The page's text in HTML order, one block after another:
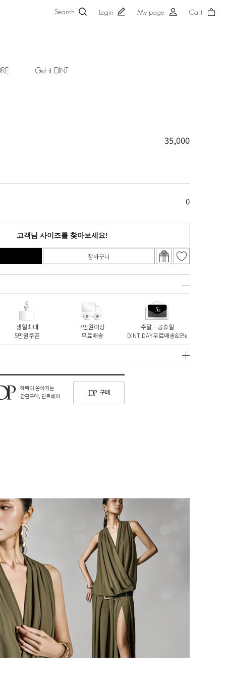
Search Login My page Cart
Get it DINT
35,000
0
장바구니
생일최대
5만원쿠폰
7만원이상
무료배송
주말ㆍ공휴일
DINT DAY무료배송&5%